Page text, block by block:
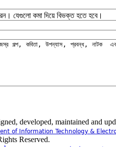
যেগুলো কমা দিয়ে বিভক্ত হতে হবে।
developed, maintained and
of Information Technology &
Reserved.